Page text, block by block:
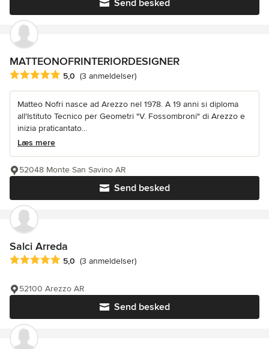
Send besked
MATTEONOFRINTERIORDESIGNER
Gennemsnitlig bedømmelse: 5 ud af 5 stjerner
5,0 (3 anmeldelser)
Matteo Nofri nasce ad Arezzo nel 1978. A 19 anni si diploma
all'Istituto Tecnico per Geometri "V. Fossombroni" di Arezzo e
inizia praticantato...
Læs mere
Send besked
52048 Monte San Savino AR
Salci Arreda
Gennemsnitlig bedømmelse: 5 ud af 5 stjerner
5,0 (3 anmeldelser)
Send besked
52100 Arezzo AR